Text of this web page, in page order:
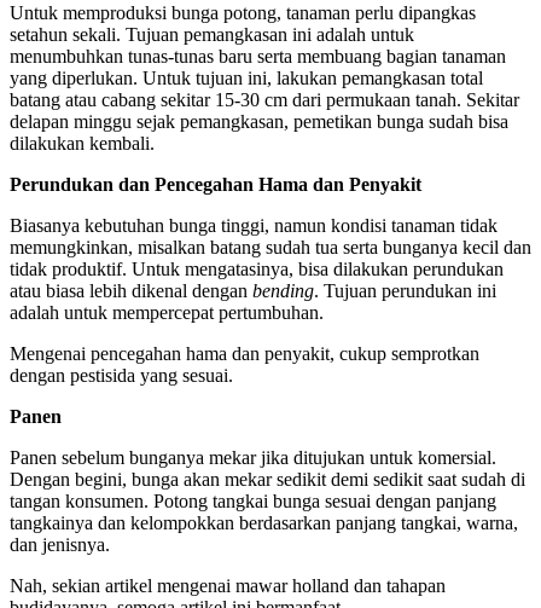
Untuk memproduksi bunga potong, tanaman perlu dipangkas
setahun sekali. Tujuan pemangkasan ini adalah untuk
menumbuhkan tunas-tunas baru serta membuang bagian tanaman
yang diperlukan. Untuk tujuan ini, lakukan pemangkasan total
batang atau cabang sekitar 15-30 cm dari permukaan tanah. Sekitar
delapan minggu sejak pemangkasan, pemetikan bunga sudah bisa
dilakukan kembali.
Perundukan dan Pencegahan Hama dan Penyakit
Biasanya kebutuhan bunga tinggi, namun kondisi tanaman tidak
memungkinkan, misalkan batang sudah tua serta bunganya kecil dan
tidak produktif. Untuk mengatasinya, bisa dilakukan perundukan
atau biasa lebih dikenal dengan bending. Tujuan perundukan ini
adalah untuk mempercepat pertumbuhan.
Mengenai pencegahan hama dan penyakit, cukup semprotkan
dengan pestisida yang sesuai.
Panen
Panen sebelum bunganya mekar jika ditujukan untuk komersial.
Dengan begini, bunga akan mekar sedikit demi sedikit saat sudah di
tangan konsumen. Potong tangkai bunga sesuai dengan panjang
tangkainya dan kelompokkan berdasarkan panjang tangkai, warna,
dan jenisnya.
Nah, sekian artikel mengenai mawar holland dan tahapan